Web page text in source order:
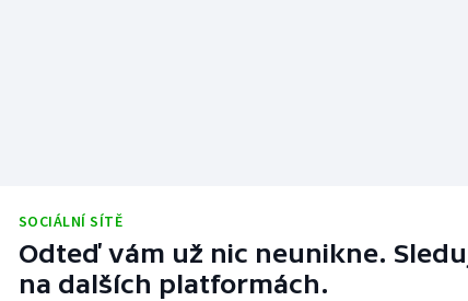
SOCIÁLNÍ SÍTĚ
Odteď vám už nic neunikne.
na dalších platformách.